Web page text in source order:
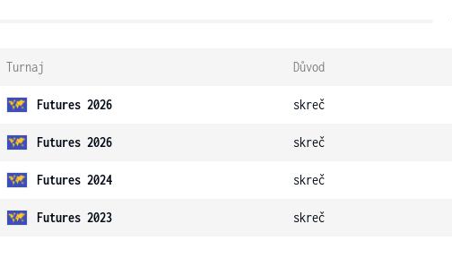
Turnaj Důvod
Futures 2026 skreč
Futures 2026 skreč
Futures 2024 skreč
Futures 2023 skreč